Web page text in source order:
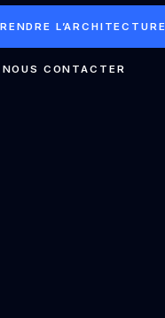
L’ARCHITECTURE
NOUS CONTACTER